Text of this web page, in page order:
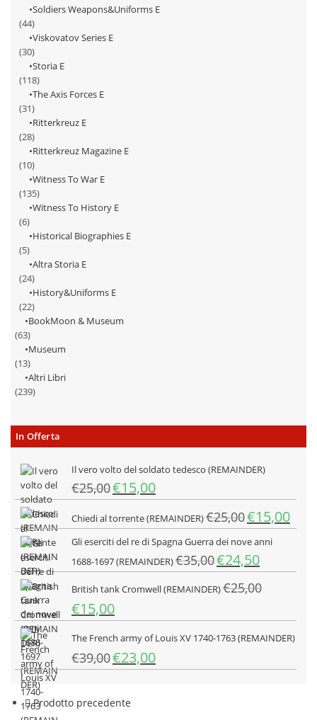
Soldiers Weapons&Uniforms E
(44)
Viskovatov Series E
(30)
Storia E
(118)
The Axis Forces E
(31)
Ritterkreuz E
(28)
Ritterkreuz Magazine E
(10)
Witness To War E
(135)
Witness To History E
(6)
Historical Biographies E
(5)
Altra Storia E
(24)
History&Uniforms E
(22)
BookMoon & Museum
(63)
Museum
(13)
Altri Libri
(239)
In Offerta
Il vero volto del soldato tedesco (REMAINDER)
€25,00Il
prezzo
originale
era:
€25,00.
€15,00Il
prezzo
attuale
è:
€15,00.
Chiedi al torrente (REMAINDER)€25,00Il
prezzo
originale
era:
€25,00.
€15,00Il
Gli eserciti del re di Spagna Guerra dei nove anni
1688-1697 (REMAINDER)€35,00Il
prezzo
originale
€35,00.
€24,50Il
prezzo
attuale
€24,50.
British tank Cromwell (REMAINDER)€25,00
Il
prezzo
originale
era:
€25,00.
€15,00Il
prezzo
attuale
è:
€15,00.
The French army of Louis XV 1740-1763 (REMAINDER)
€39,00Il
prezzo
era:
€23,00Il
prezzo
Prodotto precedente